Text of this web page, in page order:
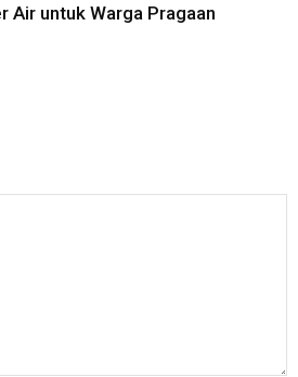
Air untuk Warga Pragaan